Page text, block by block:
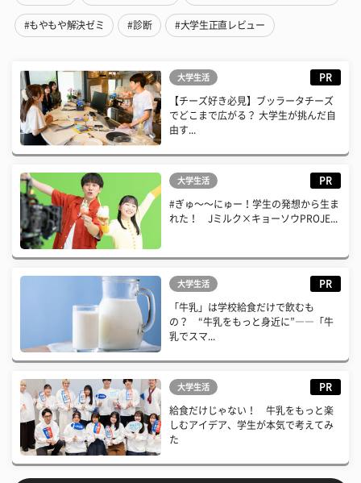
#もやもや解決ゼミ #診断 #大学生正直レビュー
大学生活 PR
【チーズ好き必見】ブッラータチーズ
でどこまで広がる？ 大学生が挑んだ自
由す...
大学生活 PR
#ぎゅ〜〜にゅー！学生の発想から生ま
れた！ Jミルク×キョーソウPROJE...
大学生活 PR
「牛乳」は学校給食だけで飲むも
の？ “牛乳をもっと身近に”――「牛
乳でスマ...
大学生活 PR
給食だけじゃない！ 牛乳をもっと楽
しむアイデア、学生が本気で考えてみ
た